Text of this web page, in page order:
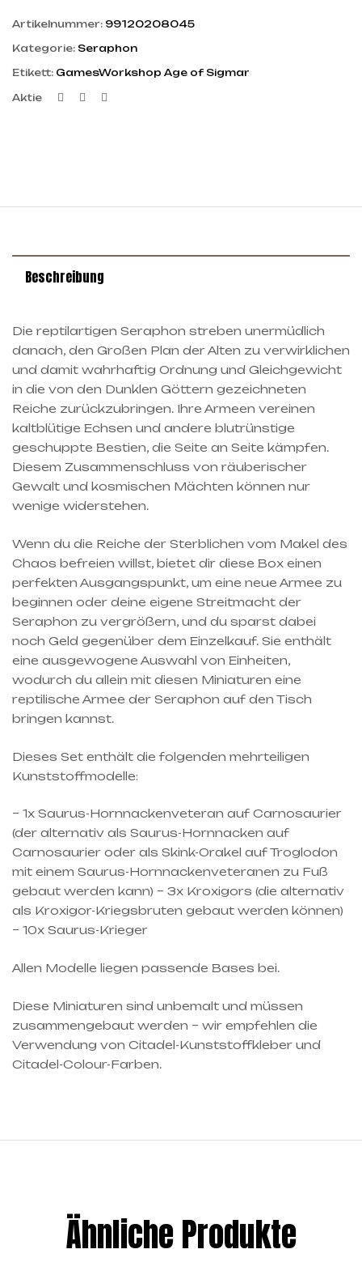
Artikelnummer: 99120208045
Kategorie: Seraphon
Etikett: GamesWorkshop Age of Sigmar
Aktie Facebook
Twitter
Beschreibung
Die reptilartigen Seraphon streben unermüdlich
danach, den Großen Plan der Alten zu verwirklichen
und damit wahrhaftig Ordnung und Gleichgewicht
in die von den Dunklen Göttern gezeichneten
Reiche zurückzubringen. Ihre Armeen vereinen
kaltblütige Echsen und andere blutrünstige
geschuppte Bestien, die Seite an Seite kämpfen.
Diesem Zusammenschluss von räuberischer
Gewalt und kosmischen Mächten können nur
wenige widerstehen.
Wenn du die Reiche der Sterblichen vom Makel des
Chaos befreien willst, bietet dir diese Box einen
perfekten Ausgangspunkt, um eine neue Armee zu
beginnen oder deine eigene Streitmacht der
Seraphon zu vergrößern, und du sparst dabei
noch Geld gegenüber dem Einzelkauf. Sie enthält
eine ausgewogene Auswahl von Einheiten,
wodurch du allein mit diesen Miniaturen eine
reptilische Armee der Seraphon auf den Tisch
bringen kannst.
Dieses Set enthält die folgenden mehrteiligen
Kunststoffmodelle:
– 1x Saurus-Hornnackenveteran auf Carnosaurier
(der alternativ als Saurus-Hornnacken auf
Carnosaurier oder als Skink-Orakel auf Troglodon
mit einem Saurus-Hornnackenveteranen zu Fuß
gebaut werden kann) – 3x Kroxigors (die alternativ
als Kroxigor-Kriegsbruten gebaut werden können)
– 10x Saurus-Krieger
Allen Modelle liegen passende Bases bei.
Diese Miniaturen sind unbemalt und müssen
zusammengebaut werden – wir empfehlen die
Verwendung von Citadel-Kunststoffkleber und
Citadel-Colour-Farben.
Ähnliche Produkte